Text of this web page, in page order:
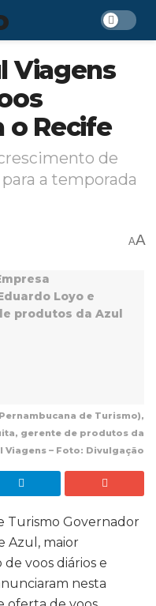
Viagens
o Recife
de
a temporada
AA
de Turismo),
gerente de produtos da
Viagens – Foto: Divulgação
Turismo Governador
Azul, maior
voos diários e
nesta